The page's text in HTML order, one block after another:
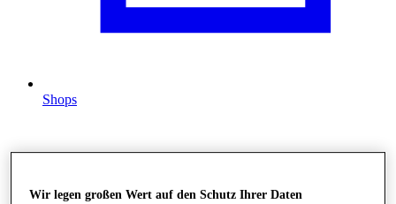
Shops
Wir legen großen Wert auf den Schutz Ihrer Daten